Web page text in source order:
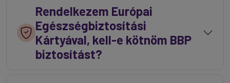
Rendelkezem Európai
Egészségbiztosítási
Kártyával, kell-e kötnöm BBP
biztosítást?